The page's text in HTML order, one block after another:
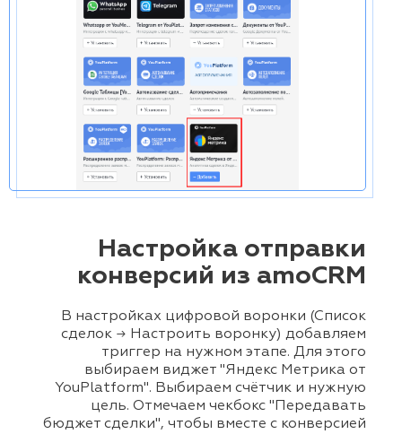
Настройка отправки
конверсий из amoCRM
В настройках цифровой воронки (Список
сделок → Настроить воронку) добавляем
триггер на нужном этапе. Для этого
выбираем виджет "Яндекс Метрика от
YouPlatform". Выбираем счётчик и нужную
цель. Отмечаем чекбокс "Передавать
бюджет сделки", чтобы вместе с конверсией